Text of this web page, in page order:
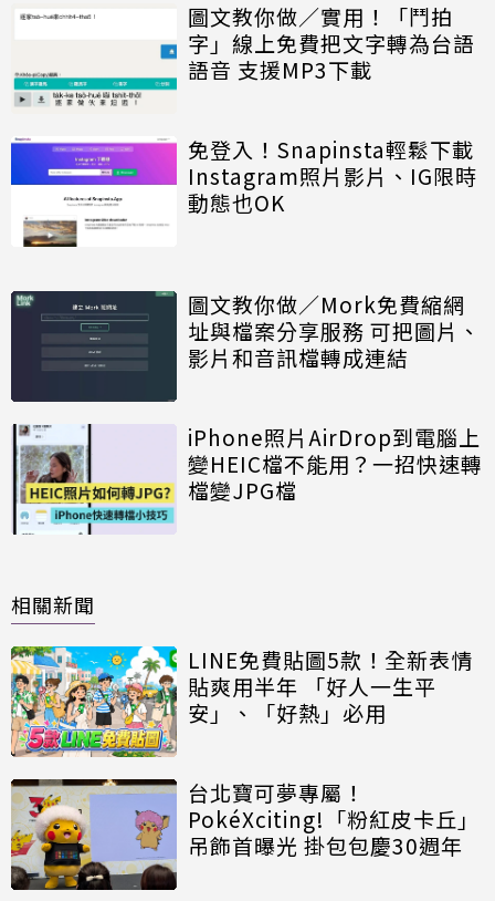
圖文教你做／實用！「鬥拍
字」線上免費把文字轉為台語
語音 支援MP3下載
免登入！Snapinsta輕鬆下載
Instagram照片影片、IG限時
動態也OK
圖文教你做／Mork免費縮網
址與檔案分享服務 可把圖片、
影片和音訊檔轉成連結
iPhone照片AirDrop到電腦上
變HEIC檔不能用？一招快速轉
檔變JPG檔
相關新聞
LINE免費貼圖5款！全新表情
貼爽用半年 「好人一生平
安」、「好熱」必用
台北寶可夢專屬！
PokéXciting!「粉紅皮卡丘」
吊飾首曝光 掛包包慶30週年